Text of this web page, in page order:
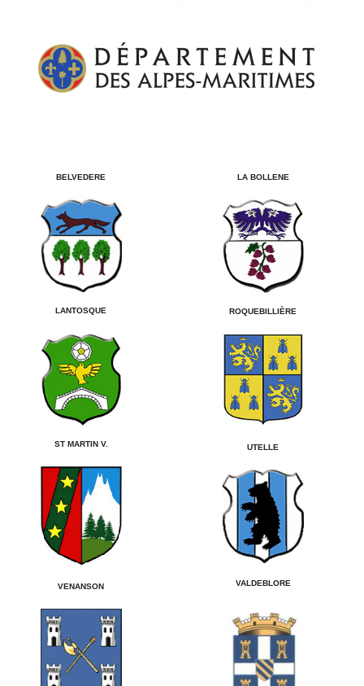
BELVEDERE LA BOLLENE
LANTOSQUE ROQUEBILLIÈRE
ST MARTIN V. UTELLE
VENANSON VALDEBLORE